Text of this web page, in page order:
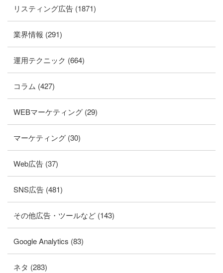
リスティング広告 (1871)
業界情報 (291)
運用テクニック (664)
コラム (427)
WEBマーケティング (29)
マーケティング (30)
Web広告 (37)
SNS広告 (481)
その他広告・ツールなど (143)
Google Analytics (83)
ネタ (283)